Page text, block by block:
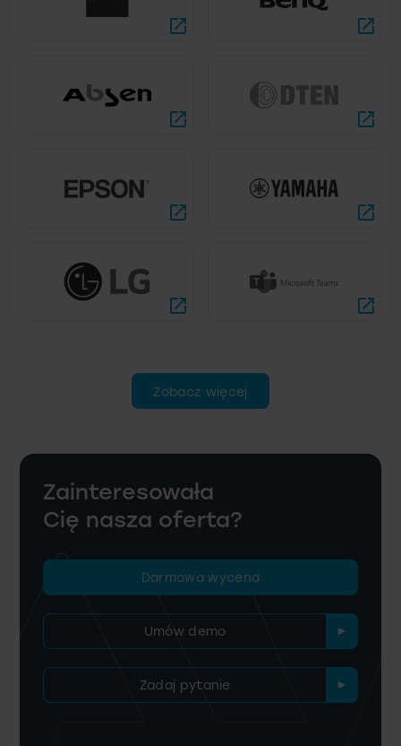
Zobacz więcej
Zainteresowała
Cię nasza oferta?
Darmowa wycena
Umów demo
Zadaj pytanie